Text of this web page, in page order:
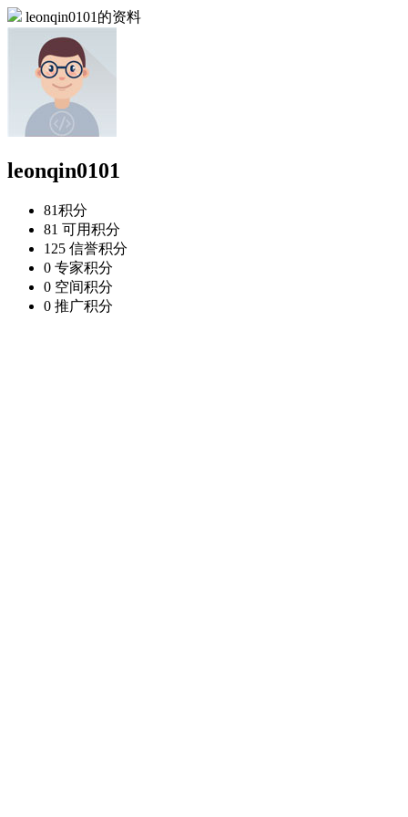
leonqin0101的资料
leonqin0101
81积分
81 可用积分
125 信誉积分
0 专家积分
0 空间积分
0 推广积分